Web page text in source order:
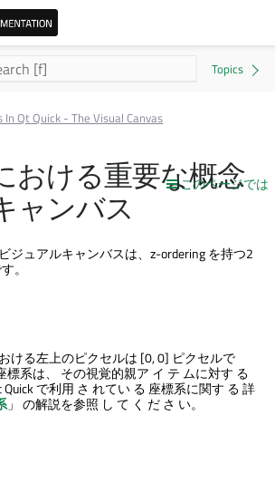
Qt Quick - The Visual Canvas
このページでは
おける重要な概念
ャンバス
ジュアルキャンバスは、z-ordering を持つ2
。
ける左上のピクセルは [0, 0] ピクセルで
標系は、 その視覚的親ア イ テ ムに対す る
Quickで利用 さ れてい る 座標系に関す る 詳
」 の解説を参照 し て く だ さ い。